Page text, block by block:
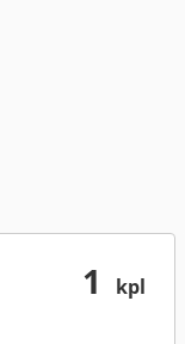
1 kpl